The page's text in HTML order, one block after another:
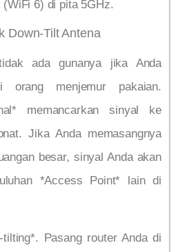
(WiFi 6) di pita 5GHz.
Down-Tilt Antena
ada gunanya jika Anda
orang menjemur pakaian.
memancarkan sinyal ke
Jika Anda memasangnya
besar, sinyal Anda akan
*Access Point* lain di
Pasang router Anda di